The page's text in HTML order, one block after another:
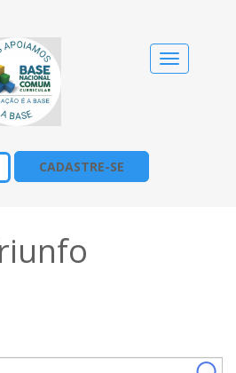
Alternar
navegação
CADASTRE-SE